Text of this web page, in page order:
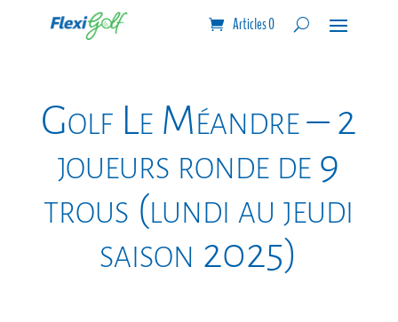
Articles 0
Golf Le Méandre – 2
joueurs ronde de 9
trous (lundi au jeudi
saison 2025)